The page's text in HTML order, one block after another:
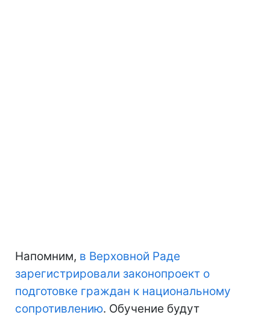
Напомним, в Верховной Раде
зарегистрировали законопроект о
подготовке граждан к национальному
сопротивлению. Обучение будут